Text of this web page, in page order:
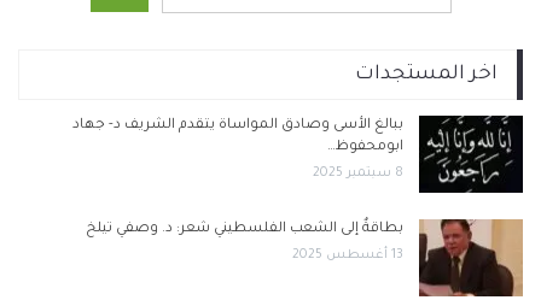
اخر المستجدات
ببالغ الأسى وصادق المواساة يتقدم الشريف د- جهاد
ابومحفوظ…
8 سبتمبر 2025
بطاقةٌ إلى الشعب الفلسطيني شعر: د. وصفي تيلخ
13 أغسطس 2025